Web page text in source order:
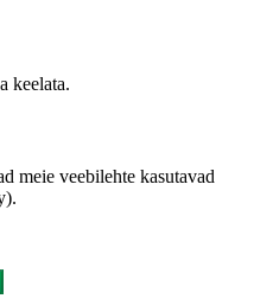
keelata.
meie veebilehte kasutavad